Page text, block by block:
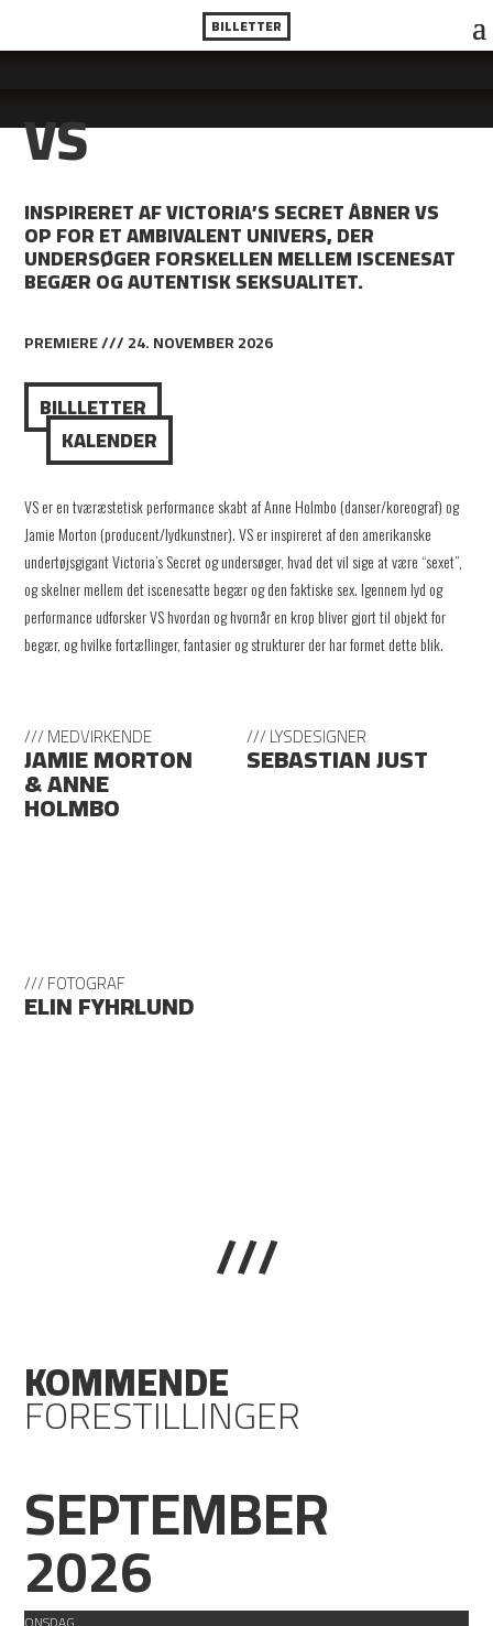
BILLETTER
VS
INSPIRERET AF VICTORIA’S SECRET ÅBNER VS
OP FOR ET AMBIVALENT UNIVERS, DER
UNDERSØGER FORSKELLEN MELLEM ISCENESAT
BEGÆR OG AUTENTISK SEKSUALITET.
PREMIERE /// 24. NOVEMBER 2026
BILLLETTER
KALENDER
VS er en tværæstetisk performance skabt af Anne Holmbo (danser/koreograf) og
Jamie Morton (producent/lydkunstner). VS er inspireret af den amerikanske
undertøjsgigant Victoria’s Secret og undersøger, hvad det vil sige at være “sexet”,
og skelner mellem det iscenesatte begær og den faktiske sex. Igennem lyd og
performance udforsker VS hvordan og hvornår en krop bliver gjort til objekt for
begær, og hvilke fortællinger, fantasier og strukturer der har formet dette blik.
/// MEDVIRKENDE
JAMIE MORTON
& ANNE
HOLMBO
/// LYSDESIGNER
SEBASTIAN JUST
/// FOTOGRAF
ELIN FYHRLUND
///
KOMMENDE
FORESTILLINGER
SEPTEMBER
2026